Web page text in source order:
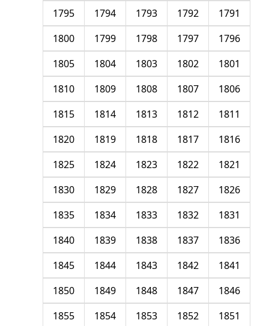
1791
1792
1793
1794
1795
1796
1797
1798
1799
1800
1801
1802
1803
1804
1805
1806
1807
1808
1809
1810
1811
1812
1813
1814
1815
1816
1817
1818
1819
1820
1821
1822
1823
1824
1825
1826
1827
1828
1829
1830
1831
1832
1833
1834
1835
1836
1837
1838
1839
1840
1841
1842
1843
1844
1845
1846
1847
1848
1849
1850
1851
1852
1853
1854
1855